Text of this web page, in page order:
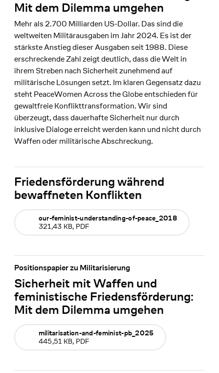
Mit dem Dilemma umgehen
Mehr als 2.700 Milliarden US-Dollar. Das sind die
weltweiten Militärausgaben im Jahr 2024. Es ist der
stärkste Anstieg dieser Ausgaben seit 1988. Diese
erschreckende Zahl zeigt deutlich, dass die Welt in
ihrem Streben nach Sicherheit zunehmend auf
militärische Lösungen setzt. Im klaren Gegensatz dazu
steht PeaceWomen Across the Globe entschieden für
gewaltfreie Konflikttransformation. Wir sind
überzeugt, dass dauerhafte Sicherheit nur durch
inklusive Dialoge erreicht werden kann und nicht durch
Waffen oder militärische Abschreckung.
Friedensförderung während
bewaffneten Konflikten
our-feminist-understanding-of-peace_2018
321,43 KB, PDF
Sicherheit mit Waffen und
feministische Friedensförderung:
Mit dem Dilemma umgehen
Positionspapier zu Militarisierung
militarisation-and-feminist-pb_2025
445,51 KB, PDF